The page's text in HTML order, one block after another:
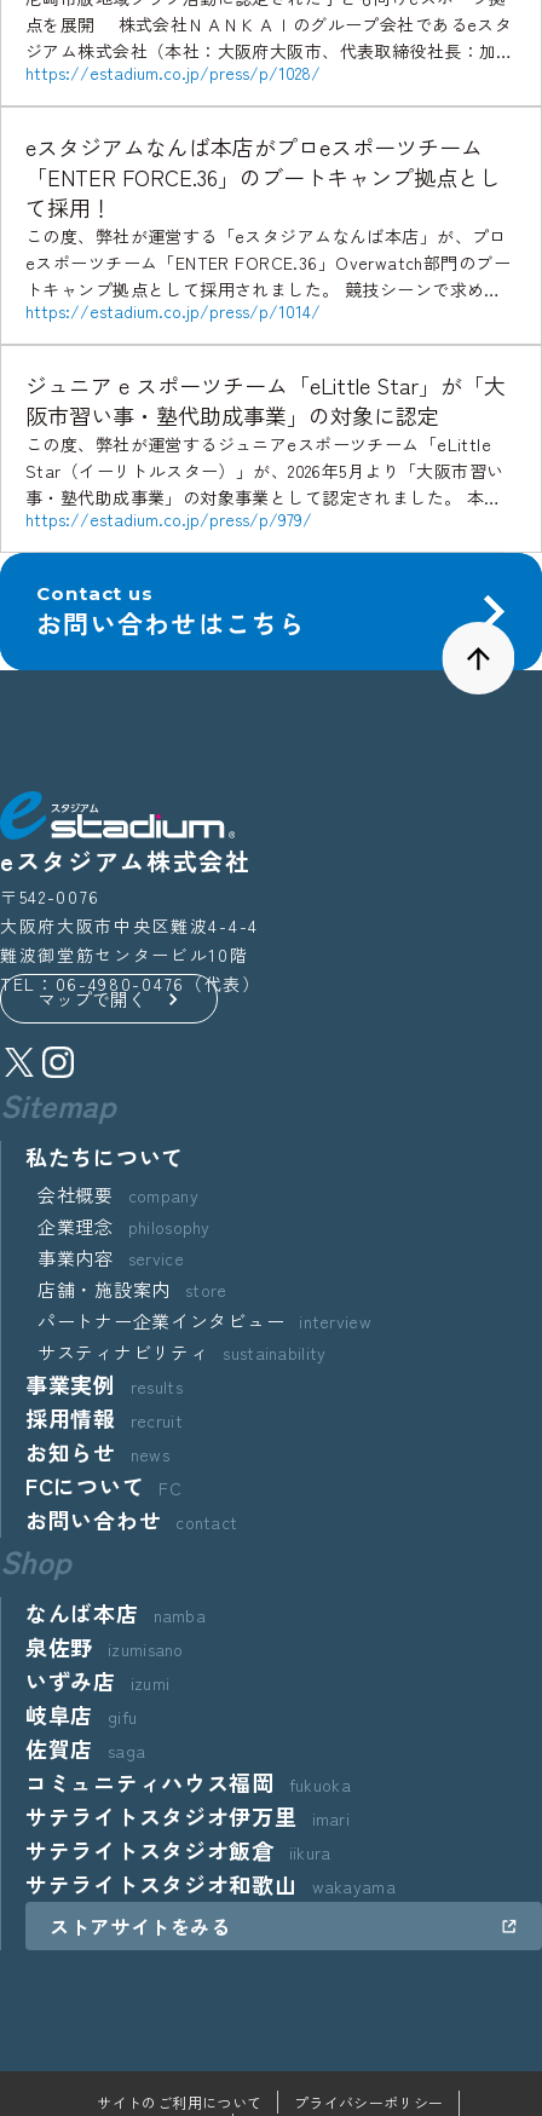
点を展開 株式会社ＮＡＮＫＡＩのグループ会社であるeスタ
ジアム株式会社（本社：大阪府大阪市、代表取締役社長：加藤
寛之、以下「eスタジアム」）と株式会社みつば電気 […]
https://estadium.co.jp/press/p/1028/
eスタジアムなんば本店がプロeスポーツチーム
「ENTER FORCE.36」のブートキャンプ拠点とし
て採用！
この度、弊社が運営する「eスタジアムなんば本店」が、プロ
eスポーツチーム「ENTER FORCE.36」Overwatch部門のブー
トキャンプ拠点として採用されました。 競技シーンで求めら
れる設備や環境を備えた「eスタジ […]
https://estadium.co.jp/press/p/1014/
ジュニア e スポーツチーム「eLittle Star」が「大
阪市習い事・塾代助成事業」の対象に認定
この度、弊社が運営するジュニアeスポーツチーム「eLittle
Star（イーリトルスター）」が、2026年5月より「大阪市習い
事・塾代助成事業」の対象事業として認定されました。 本認
定により、大阪市内の対象世帯は、制度 […]
https://estadium.co.jp/press/p/979/
Contact us
お問い合わせはこちら
eスタジアム株式会社
〒542-0076
大阪府大阪市中央区難波4-4-4
難波御堂筋センタービル10階
TEL：06-4980-0476（代表）
マップで開く
Sitemap
私たちについて
会社概要 company
企業理念 philosophy
事業内容 service
店舗・施設案内 store
パートナー企業インタビュー interview
サスティナビリティ sustainability
事業実例 results
採用情報 recruit
お知らせ news
FCについて FC
お問い合わせ contact
Shop
なんば本店 namba
泉佐野 izumisano
いずみ店 izumi
岐阜店 gifu
佐賀店 saga
コミュニティハウス福岡 fukuoka
サテライトスタジオ伊万里 imari
サテライトスタジオ飯倉 iikura
サテライトスタジオ和歌山 wakayama
ストアサイトをみる
サイトのご利用について
プライバシーポリシー